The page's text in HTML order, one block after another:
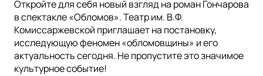
Откройте для себя новый взгляд на роман Гончарова
в спектакле «Обломов». Театр им. В.Ф.
Комиссаржевской приглашает на постановку,
исследующую феномен «обломовщины» и его
актуальность сегодня. Не пропустите это значимое
культурное событие!